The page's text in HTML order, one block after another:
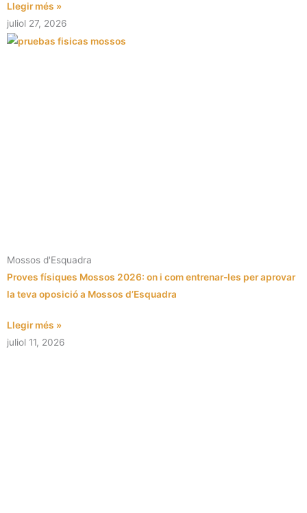
Llegir més »
juliol 27, 2026
Mossos d'Esquadra
Proves físiques Mossos 2026: on i com entrenar-les per aprovar
la teva oposició a Mossos d’Esquadra
Llegir més »
juliol 11, 2026